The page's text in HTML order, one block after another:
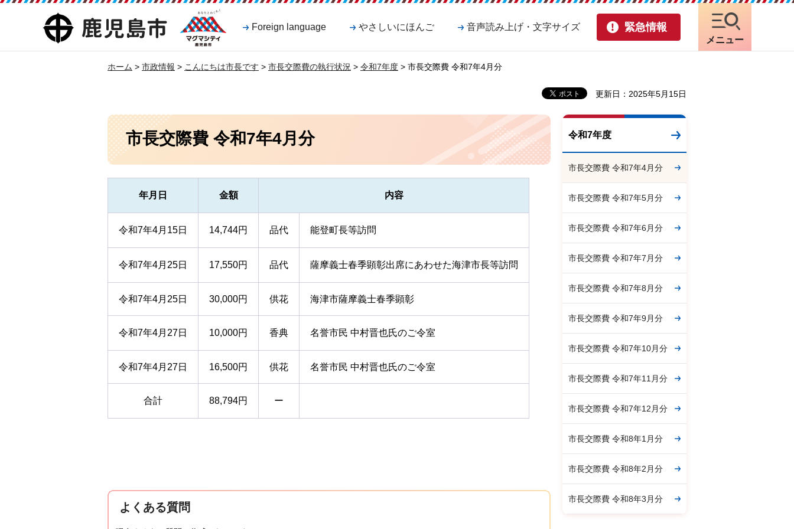
鹿児島市
マグマシティ
鹿児島市
Foreign language やさしいにほんご 音声読み上げ・文字サイズ 緊急情報
メニュー
ホーム > 市政情報 > こんにちは市長です > 市長交際費の執行状況 > 令和7年度 > 市長交際費 令和7年4月分
更新日：2025年5月15日
市長交際費 令和7年4月分
年月日 金額 内容
令和7年4月15日 14,744円 品代 能登町長等訪問
令和7年4月25日 17,550円 品代 薩摩義士春季顕彰出席にあわせた海津市長等訪問
令和7年4月25日 30,000円 供花 海津市薩摩義士春季顕彰
令和7年4月27日 10,000円 香典 名誉市民 中村晋也氏のご令室
令和7年4月27日 16,500円 供花 名誉市民 中村晋也氏のご令室
合計 88,794円 ー
よくある質問
令和7年度
市長交際費 令和7年4月分
市長交際費 令和7年5月分
市長交際費 令和7年6月分
市長交際費 令和7年7月分
市長交際費 令和7年8月分
市長交際費 令和7年9月分
市長交際費 令和7年10月分
市長交際費 令和7年11月分
市長交際費 令和7年12月分
市長交際費 令和8年1月分
市長交際費 令和8年2月分
市長交際費 令和8年3月分